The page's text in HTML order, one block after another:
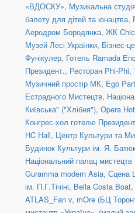
«ВДОСКУ», Музикальна
балету для дітей та юнацтва,
Аеродром Бородянка, ЖК
Музей Лесі Українки, Бізнес-
Фунікулер, Готель Ramada
Президент., Ресторан Phi-Phi,
Музичний простір МК, Ego
Естрадного Мистецтв,
Київська" ("Хлібня"), Opera
Конгрес-хол готелю
HC Hall, Центр Культури та
Будинок Культури ім. Я.
Національний палац
Guramma modern Asia, Сцена
ім. П.Г.Тічіні, Bella Costa Boat,
ATLAS_Fan v, mOre (БЦ